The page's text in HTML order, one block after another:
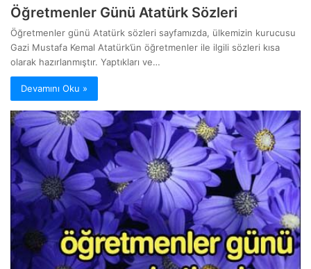
Öğretmenler Günü Atatürk Sözleri
Öğretmenler günü Atatürk sözleri sayfamızda, ülkemizin kurucusu
Gazi Mustafa Kemal Atatürk’ün öğretmenler ile ilgili sözleri kısa
olarak hazırlanmıştır. Yaptıkları ve…
Devamını Oku »